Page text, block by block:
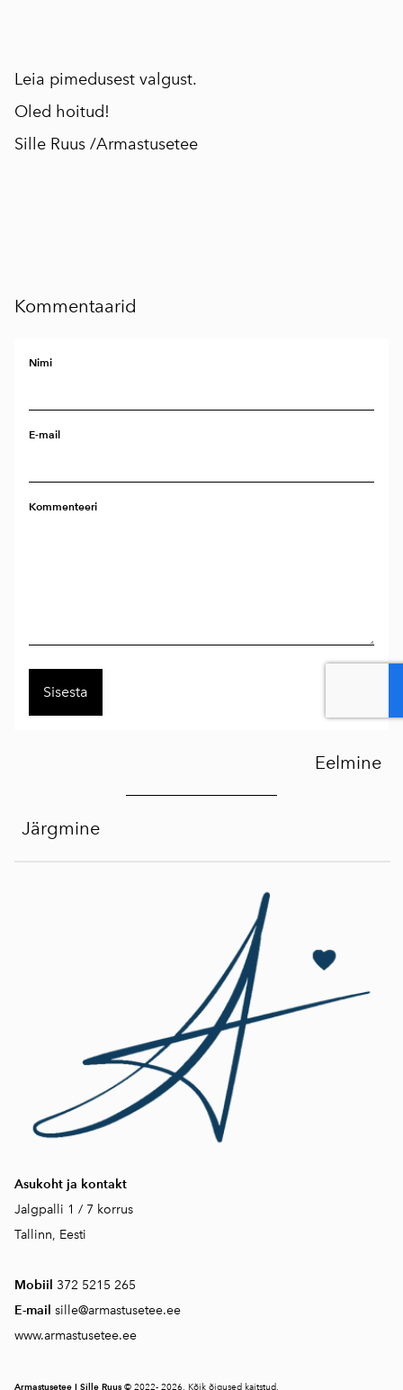
Leia pimedusest valgust.
Oled hoitud!
Sille Ruus /Armastusetee
Kommentaarid
Nimi
E-mail
Kommenteeri
Eelmine
Järgmine
Asukoht ja kontakt
Jalgpalli 1 / 7 korrus
Tallinn, Eesti
Mobiil 372 5215 265
E-mail sille@armastusetee.ee
www.armastusetee.ee
Armastusetee I Sille Ruus © 2022- 2026. Kõik õigused kaitstud.